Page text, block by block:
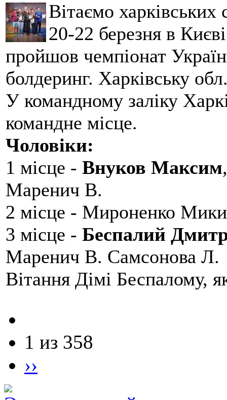
Вітаємо
20-22 березня в
пройшов чемпіонат
болдеринг. Харківську
У командному заліку
командне місце.
Чоловіки:
1 місце - Внуков Максим
Маренич В.
2 місце - Мироненко
3 місце - Беспалий
Маренич В. Самсонова Л.
Вітання Дімі Беспалому,
1 из 358
››